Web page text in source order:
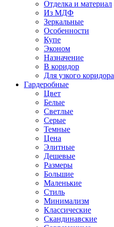
Отделка и материал
Из МДФ
Зеркальные
Особенности
Купе
Эконом
Назначение
В коридор
Для узкого коридора
Гардеробные
Цвет
Белые
Светлые
Серые
Темные
Цена
Элитные
Дешевые
Размеры
Большие
Маленькие
Стиль
Минимализм
Классические
Скандинавские